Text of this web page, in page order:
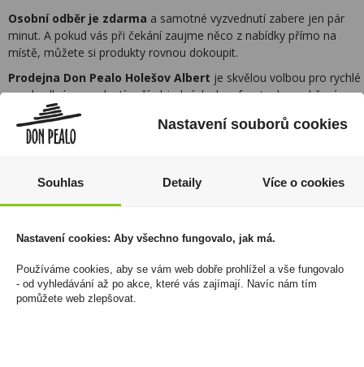
Osobní odběr je zdarma a samotné vyzvednutí zabere jen pár
minut. A pokud vás při čekání zaujme něco z nabídky přímo na
místě, můžete si produkty rovnou dokoupit.
Prodejna Don Pealo Holešov Albert je skvělou volbou pro rychlé
a pohodlné vyzvednutí vaší objednávky bez front a bez zdržení.
Zákaznická linka
denně 6:00 – 15:30 hod
Newsletter
Nastavení souborů cookies
Souhlas Detaily Více o cookies
Nastavení cookies: Aby všechno fungovalo, jak má.
Používáme cookies, aby se vám web dobře prohlížel a vše fungovalo
- od vyhledávání až po akce, které vás zajímají. Navíc nám tím
pomůžete web zlepšovat.